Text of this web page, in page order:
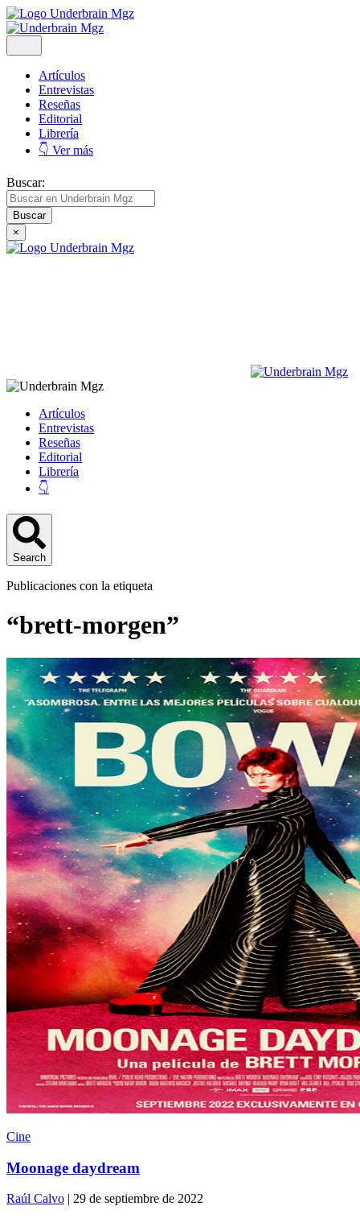
Artículos
Entrevistas
Reseñas
Editorial
Librería
👇 Ver más
Buscar:
×
Artículos
Entrevistas
Reseñas
Editorial
Librería
👇
Search
Publicaciones con la etiqueta
“brett-morgen”
Cine
Moonage daydream
Raúl Calvo | 29 de septiembre de 2022